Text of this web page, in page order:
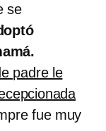
se
padre le
fue muy